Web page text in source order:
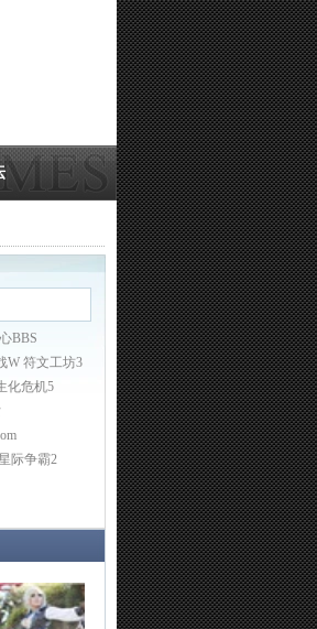
BBS
W 符文工坊3
化危机5
际争霸2